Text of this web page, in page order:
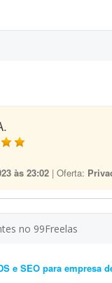
às 23:02 | Oferta:
no 99Freelas
e SEO para empresa